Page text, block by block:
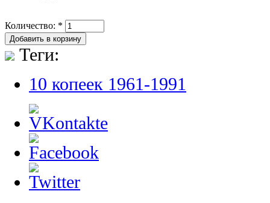
Количество: *
Теги:
10 копеек 1961-1991